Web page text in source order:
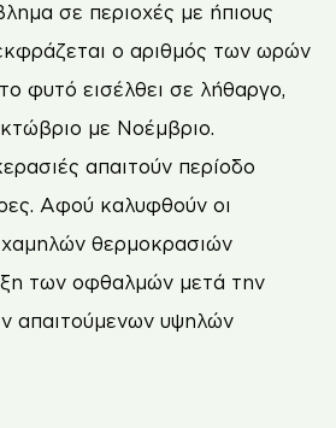
σε περιοχές με ήπιους
ο αριθμός των ωρών
φυτό εισέλθει σε λήθαργο,
με Νοέμβριο.
απαιτούν περίοδο
Αφού καλυφθούν οι
θερμοκρασιών
των οφθαλμών μετά την
απαιτούμενων υψηλών